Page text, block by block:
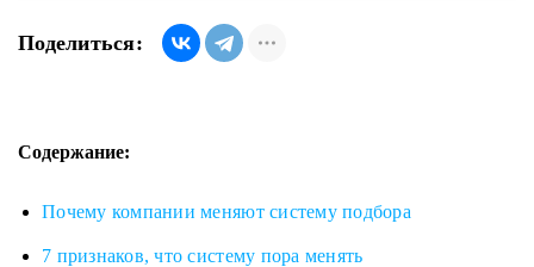
Поделиться:
Содержание:
Почему компании меняют систему подбора
7 признаков, что систему пора менять